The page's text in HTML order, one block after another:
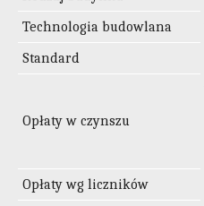
Technologia budowlana
Standard
Opłaty w czynszu
Opłaty wg liczników